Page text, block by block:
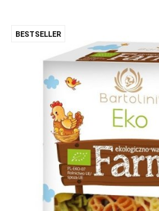
BESTSELLER